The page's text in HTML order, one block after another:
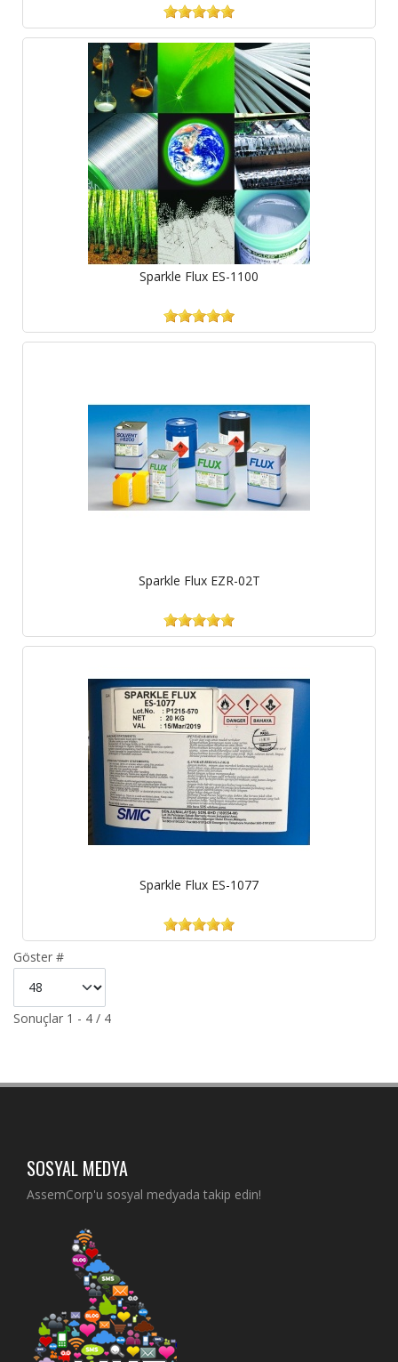
Sparkle Flux ES-1100
Sparkle Flux EZR-02T
Sparkle Flux ES-1077
Göster #
Sonuçlar 1 - 4 / 4
SOSYAL MEDYA
AssemCorp'u sosyal medyada takip edin!